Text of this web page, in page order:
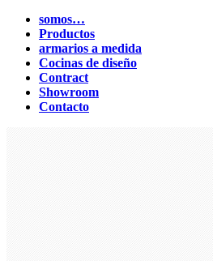
somos…
Productos
armarios a medida
Cocinas de diseño
Contract
Showroom
Contacto